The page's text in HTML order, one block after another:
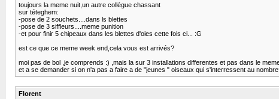
toujours la meme nuit,un autre collégue chassant
sur téteghem:
-pose de 2 souchets....dans ls blettes
-pose de 3 siffleurs....meme punition
-et pour finir 5 chipeaux dans les blettes d'oies cette fois ci... :G
est ce que ce meme week end,cela vous est arrivés?
moi pas de bol ,je comprends :) ,mais la sur 3 installations differentes et pas dans le
et a se demander si on n'a pas a faire a de "jeunes " oiseaux qui s'interressent au
Florent